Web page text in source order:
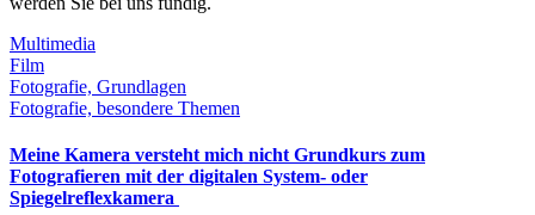
Multimedia
Film
Fotografie, Grundlagen
Fotografie, besondere Themen
Meine Kamera versteht mich nicht Grundkurs zum
Fotografieren mit der digitalen System- oder
Spiegelreflexkamera